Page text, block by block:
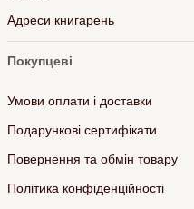
Адреси книгарень
Покупцеві
Умови оплати і доставки
Подарункові сертифікати
Повернення та обмін товару
Політика конфіденційності